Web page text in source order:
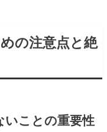
の注意点と絶
いことの重要性